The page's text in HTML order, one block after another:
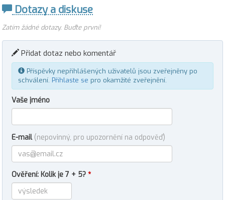
Dotazy a diskuse
Zatím žádné dotazy. Buďte první!
Přidat dotaz nebo komentář
Příspěvky nepřihlášených uživatelů jsou zveřejněny po
schválení. Přihlaste se pro okamžité zveřejnění.
Vaše jméno
E-mail (nepovinný, pro upozornění na odpověď)
Ověření: Kolik je 7 + 5? *